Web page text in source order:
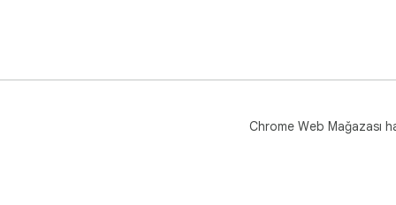
Chrome Web Mağazası